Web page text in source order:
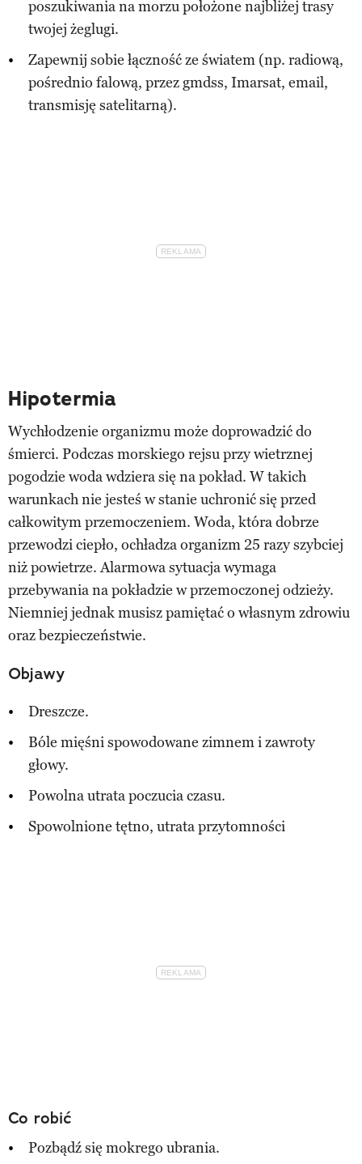
poszukiwania na morzu położone najbliżej trasy
twojej żeglugi.
Zapewnij sobie łączność ze światem (np. radiową,
pośrednio falową, przez gmdss, Imarsat, email,
transmisję satelitarną).
Hipotermia
Wychłodzenie organizmu może doprowadzić do
śmierci. Podczas morskiego rejsu przy wietrznej
pogodzie woda wdziera się na pokład. W takich
warunkach nie jesteś w stanie uchronić się przed
całkowitym przemoczeniem. Woda, która dobrze
przewodzi ciepło, ochładza organizm 25 razy szybciej
niż powietrze. Alarmowa sytuacja wymaga
przebywania na pokładzie w przemoczonej odzieży.
Niemniej jednak musisz pamiętać o własnym zdrowiu
oraz bezpieczeństwie.
Objawy
Dreszcze.
Bóle mięśni spowodowane zimnem i zawroty
głowy.
Powolna utrata poczucia czasu.
Spowolnione tętno, utrata przytomności
Co robić
Pozbądź się mokrego ubrania.